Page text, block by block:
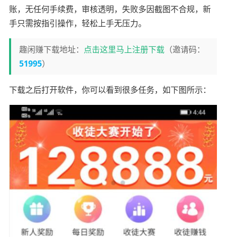
账，无任何手续费，审核透明，失败多因截图不合规，新
手只需按指引操作，轻松上手无压力。
趣闲赚下载地址： 点击这里马上注册下载（邀请码：
51995）
下载之后打开软件，你可以看到很多任务，如下图所示：